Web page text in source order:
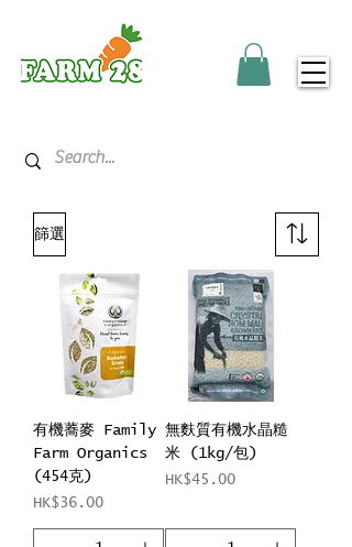
篩選
有機蕎麥 Family
Farm Organics
(454克)
價格
HK$36.00
無麩質有機水晶糙
米 (1kg/包)
價格
HK$45.00